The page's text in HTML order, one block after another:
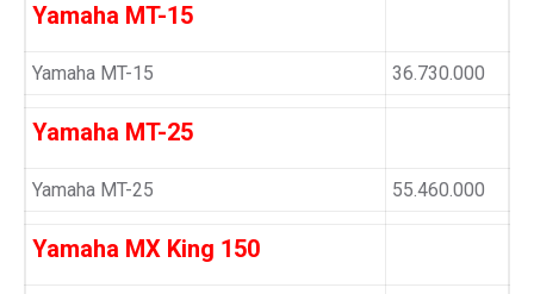
Yamaha MT-15
Yamaha MT-15 36.730.000
Yamaha MT-25
Yamaha MT-25 55.460.000
Yamaha MX King 150